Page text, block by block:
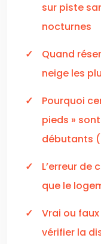
sur piste
nocturnes
Quand
neige les
Pourquoi
pieds »
débutants
L’erreur de
que le
Vrai ou
vérifier la